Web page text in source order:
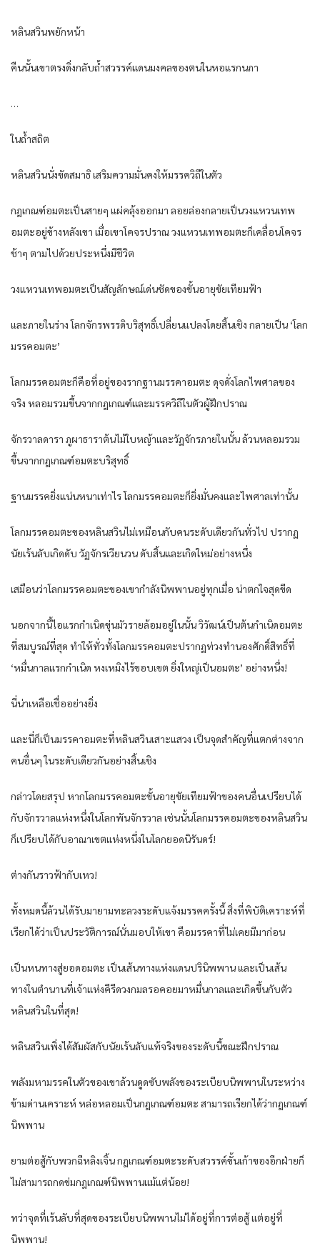
หลินสวินพยักหน้า
คืนนั้นเขาตรงดิ่งกลับถ้ำสวรรค์แดนมงคลของตนในหอแรกนภา
…
ในถ้ำสถิต
หลินสวินนั่งขัดสมาธิ เสริมความมั่นคงให้มรรควิถีในตัว
กฎเกณฑ์อมตะเป็นสายๆ แผ่คลุ้งออกมา ลอยล่องกลายเป็นวงแหวนเทพ
อมตะอยู่ข้างหลังเขา เมื่อเขาโคจรปราณ วงแหวนเทพอมตะก็เคลื่อนโคจร
ช้าๆ ตามไปด้วยประหนึ่งมีชีวิต
วงแหวนเทพอมตะเป็นสัญลักษณ์เด่นชัดของขั้นอายุขัยเทียมฟ้า
และภายในร่าง โลกจักรพรรดิบริสุทธิ์เปลี่ยนแปลงโดยสิ้นเชิง กลายเป็น ‘โลก
มรรคอมตะ’
โลกมรรคอมตะก็คือที่อยู่ของรากฐานมรรคาอมตะ ดุจดั่งโลกไพศาลของ
จริง หลอมรวมขึ้นจากกฎเกณฑ์และมรรควิถีในตัวผู้ฝึกปราณ
จักรวาลดารา ภูผาธาราต้นไม้ใบหญ้าและวัฏจักรภายในนั้น ล้วนหลอมรวม
ขึ้นจากกฎเกณฑ์อมตะบริสุทธิ์
ฐานมรรคยิ่งแน่นหนาเท่าไร โลกมรรคอมตะก็ยิ่งมั่นคงและไพศาลเท่านั้น
โลกมรรคอมตะของหลินสวินไม่เหมือนกับคนระดับเดียวกันทั่วไป ปรากฏ
นัยเร้นลับเกิดดับ วัฏจักรเวียนวน ดับสิ้นและเกิดใหม่อย่างหนึ่ง
เสมือนว่าโลกมรรคอมตะของเขากำลังนิพพานอยู่ทุกเมื่อ น่าตกใจสุดขีด
นอกจากนี้ไอแรกกำเนิดขุ่นมัวรายล้อมอยู่ในนั้น วิวัฒน์เป็นต้นกำเนิดอมตะ
ที่สมบูรณ์ที่สุด ทำให้ทั่วทั้งโลกมรรคอมตะปรากฏท่วงทำนองศักดิ์สิทธิ์ที่
‘หมื่นกาลแรกกำเนิด หงเหมิงไร้ขอบเขต ยิ่งใหญ่เป็นอมตะ’ อย่างหนึ่ง!
นี่น่าเหลือเชื่ออย่างยิ่ง
และนี่ก็เป็นมรรคาอมตะที่หลินสวินเสาะแสวง เป็นจุดสำคัญที่แตกต่างจาก
คนอื่นๆ ในระดับเดียวกันอย่างสิ้นเชิง
กล่าวโดยสรุป หากโลกมรรคอมตะขั้นอายุขัยเทียมฟ้าของคนอื่นเปรียบได้
กับจักรวาลแห่งหนึ่งในโลกพันจักรวาล เช่นนั้นโลกมรรคอมตะของหลินสวิน
ก็เปรียบได้กับอาณาเขตแห่งหนึ่งในโลกยอดนิรันดร์!
ต่างกันราวฟ้ากับเหว!
ทั้งหมดนี้ล้วนได้รับมายามทะลวงระดับแจ้งมรรคครั้งนี้ สิ่งที่พิบัติเคราะห์ที่
เรียกได้ว่าเป็นประวัติการณ์นั่นมอบให้เขา คือมรรคาที่ไม่เคยมีมาก่อน
เป็นหนทางสู่ยอดอมตะ เป็นเส้นทางแห่งแดนปรินิพพาน และเป็นเส้น
ทางในตำนานที่เจ้าแห่งคีรีดวงกมลรอคอยมาหมื่นกาลและเกิดขึ้นกับตัว
หลินสวินในที่สุด!
หลินสวินเพิ่งได้สัมผัสกับนัยเร้นลับแท้จริงของระดับนี้ขณะฝึกปราณ
พลังมหามรรคในตัวของเขาล้วนดูดซับพลังของระเบียบนิพพานในระหว่าง
ข้ามด่านเคราะห์ หล่อหลอมเป็นกฎเกณฑ์อมตะ สามารถเรียกได้ว่ากฎเกณฑ์
นิพพาน
ยามต่อสู้กับพวกฉีหลิงเจิ้น กฎเกณฑ์อมตะระดับสวรรค์ขั้นเก้าของอีกฝ่ายก็
ไม่สามารถกดข่มกฎเกณฑ์นิพพานแม้แต่น้อย!
ทว่าจุดที่เร้นลับที่สุดของระเบียบนิพพานไม่ได้อยู่ที่การต่อสู้ แต่อยู่ที่
นิพพาน!